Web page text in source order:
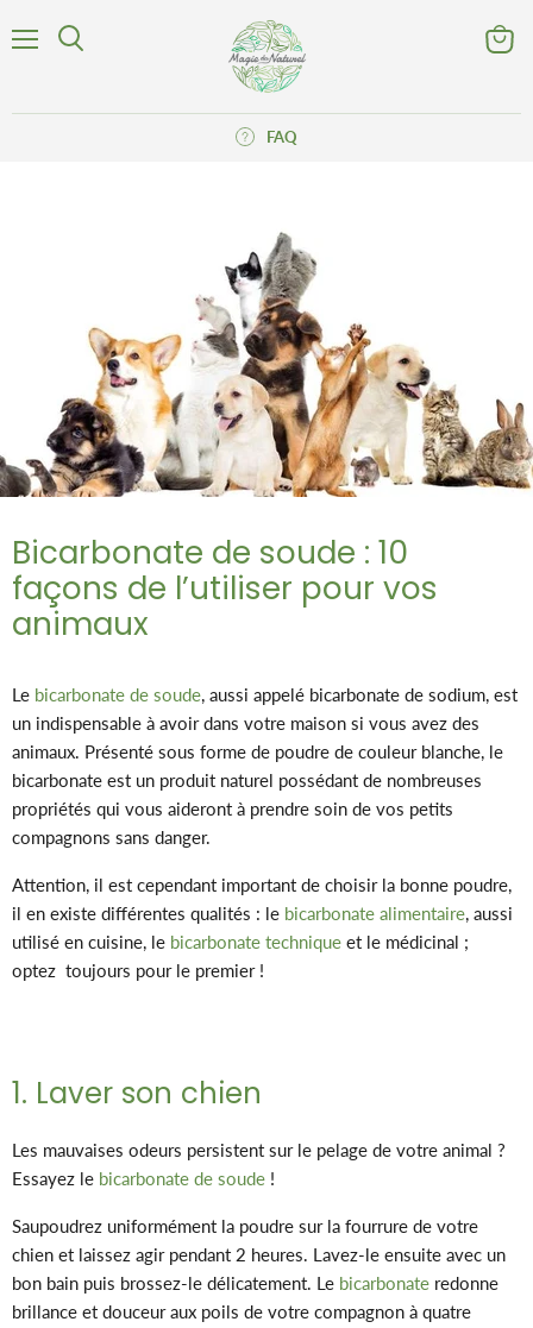
FAQ
Bicarbonate de soude : 10
façons de l’utiliser pour vos
animaux
Le bicarbonate de soude, aussi appelé bicarbonate de sodium, est
un indispensable à avoir dans votre maison si vous avez des
animaux. Présenté sous forme de poudre de couleur blanche, le
bicarbonate est un produit naturel possédant de nombreuses
propriétés qui vous aideront à prendre soin de vos petits
compagnons sans danger.
Attention, il est cependant important de choisir la bonne poudre,
il en existe différentes qualités : le bicarbonate alimentaire, aussi
utilisé en cuisine, le bicarbonate technique et le médicinal ;
optez toujours pour le premier !
1. Laver son chien
Les mauvaises odeurs persistent sur le pelage de votre animal ?
Essayez le bicarbonate de soude !
Saupoudrez uniformément la poudre sur la fourrure de votre
chien et laissez agir pendant 2 heures. Lavez-le ensuite avec un
bon bain puis brossez-le délicatement. Le bicarbonate redonne
brillance et douceur aux poils de votre compagnon à quatre